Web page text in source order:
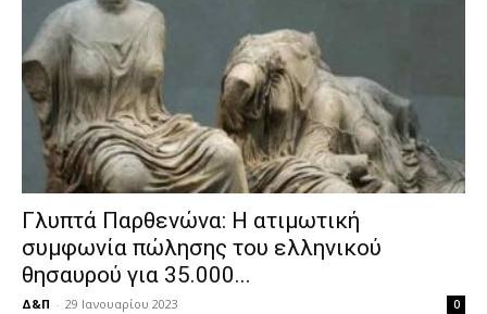
Γλυπτά Παρθενώνα: Η ατιμωτική
συμφωνία πώλησης του ελληνικού
θησαυρού για 35.000...
Δ&Π - 29 Ιανουαρίου 2023 0